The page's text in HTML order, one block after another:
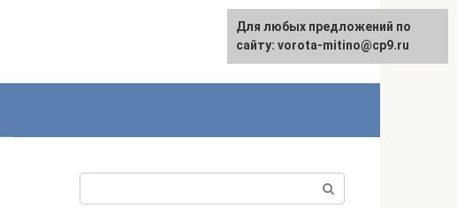
Для любых предложений по
сайту: vorota-mitino@cp9.ru